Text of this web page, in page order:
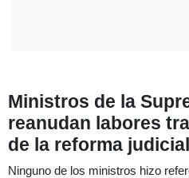
Ministros de la
reanudan labores
de la reforma judicial
Ninguno de los ministros hizo